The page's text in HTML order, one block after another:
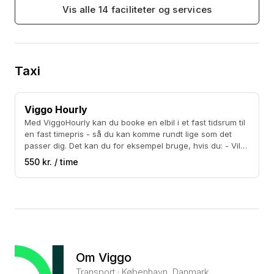
Vis alle 14 faciliteter og services
Taxi
Viggo Hourly
Med ViggoHourly kan du booke en elbil i et fast tidsrum til
en fast timepris - så du kan komme rundt lige som det
passer dig. Det kan du for eksempel bruge, hvis du: - Vil
hentes fra bryllup og køre rundt med fotografen - Vil
transportere en ell. flere gæster Prisen er 550 kr./time for
1-4 personer og 650 kr./time for 5-8 personer. Vi kører fra
550 kr. / time
Om Viggo
Transport · København, Danmark